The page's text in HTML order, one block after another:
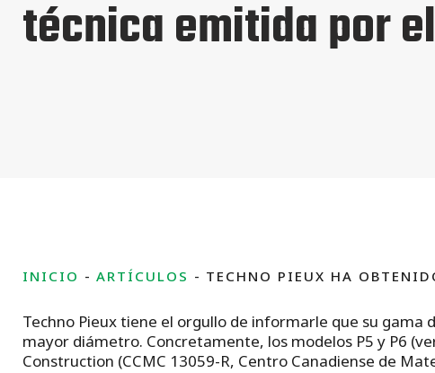
técnica emitida por el
INICIO ARTÍCULOS TECHNO PIEUX HA
Techno Pieux tiene el orgullo de informarle que su gama
mayor diámetro. Concretamente, los modelos P5 y P6
Construction (CCMC 13059-R, Centro Canadiense de